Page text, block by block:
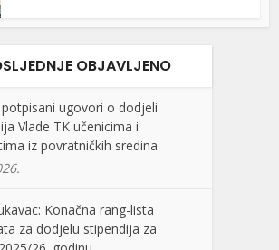
OBJAVLJENO
ugovori o dodjeli
Vlade TK učenicima i
iz povratničkih sredina
Konačna rang-lista
za dodjelu stipendija za